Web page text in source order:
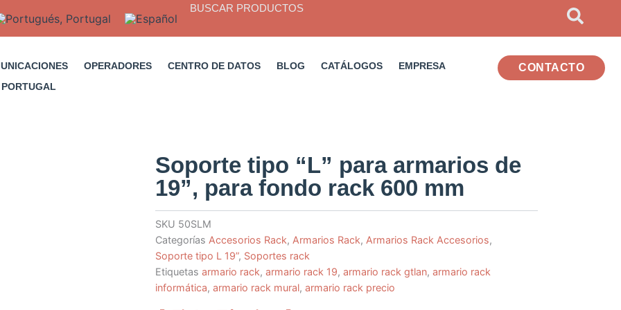
BUSCAR PRODUCTOS
OPERADORES CENTRO DE DATOS BLOG CATÁLOGOS EMPRESA CONTACTO
Soporte tipo “L” para armarios de
19”, para fondo rack 600 mm
SKU 50SLM
Categorías Accesorios Rack, Armarios Rack, Armarios Rack Accesorios,
Soporte tipo L 19”, Soportes rack
Etiquetas armario rack, armario rack 19, armario rack gtlan, armario rack
informática, armario rack mural, armario rack precio